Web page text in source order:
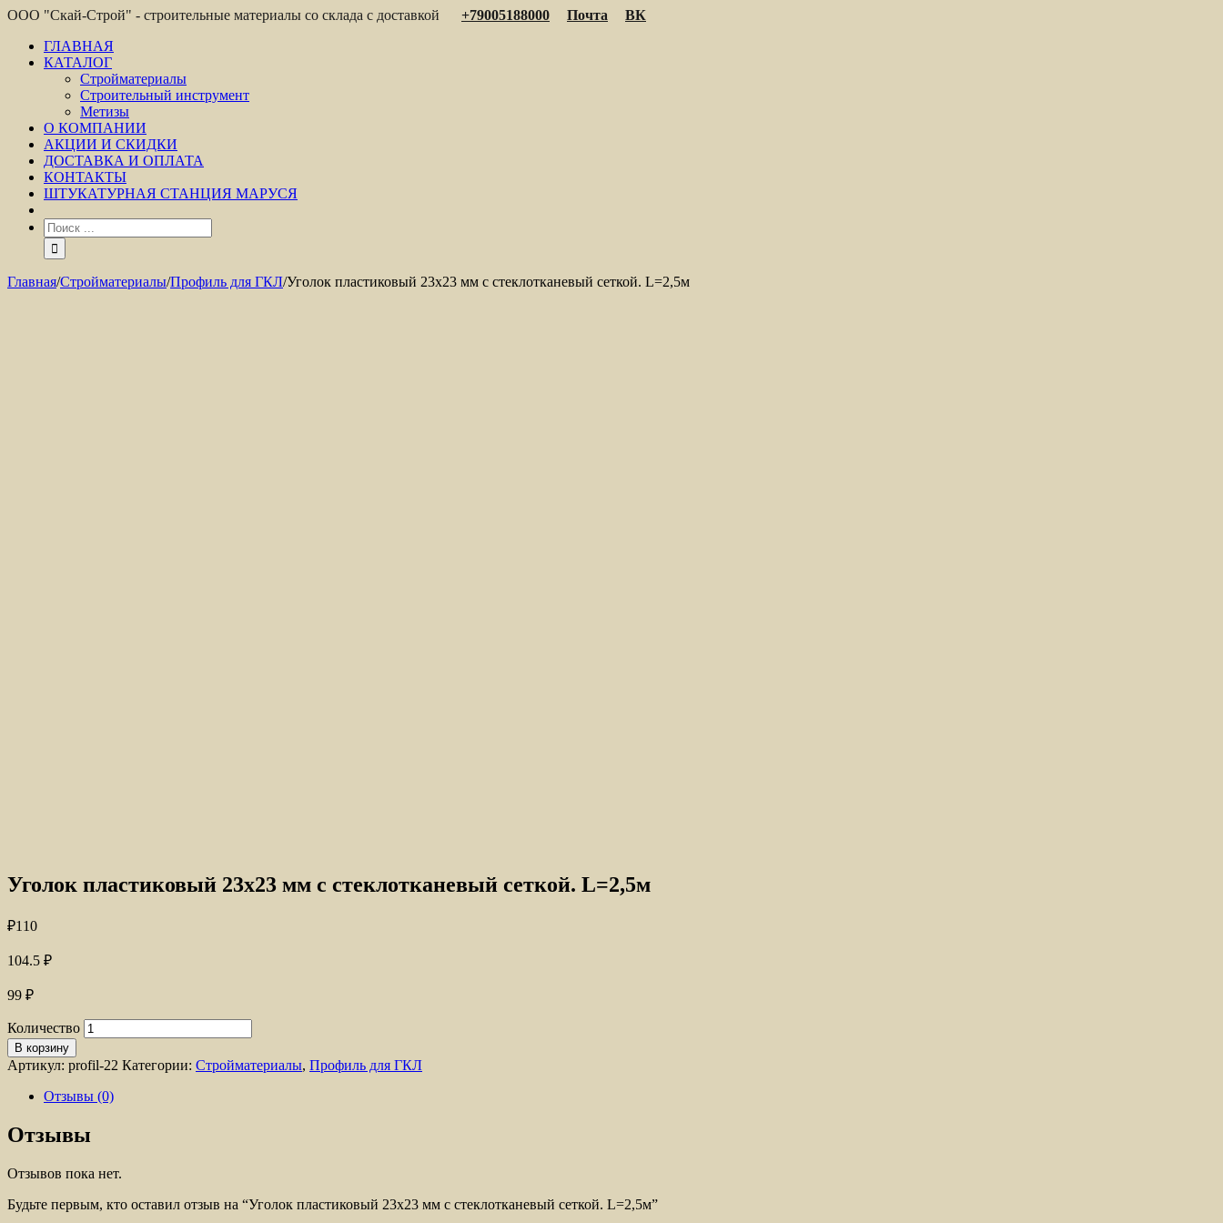
ООО "Скай-Строй" - строительные материалы со склада с доставкой +79005188000 Почта
ВК
ГЛАВНАЯ
КАТАЛОГ
Стройматериалы
Строительный инструмент
Метизы
О КОМПАНИИ
АКЦИИ И СКИДКИ
ДОСТАВКА И ОПЛАТА
КОНТАКТЫ
ШТУКАТУРНАЯ СТАНЦИЯ МАРУСЯ
Главная/Стройматериалы/Профиль для ГКЛ/Уголок пластиковый 23х23 мм с стеклотканевый сеткой. L=2,5м
Уголок пластиковый 23х23 мм с стеклотканевый сеткой. L=2,5м
₽110
104.5 ₽
99 ₽
Количество
В корзину
Артикул: profil-22 Категории: Стройматериалы, Профиль для ГКЛ
Отзывы (0)
Отзывы
Отзывов пока нет.
Будьте первым, кто оставил отзыв на “Уголок пластиковый 23х23 мм с стеклотканевый сеткой. L=2,5м”